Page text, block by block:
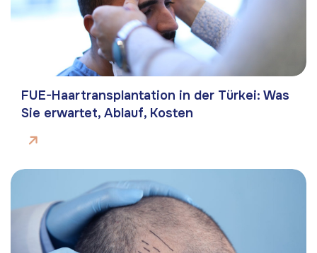
FUE-Haartransplantation in der Türkei: Was
Sie erwartet, Ablauf, Kosten